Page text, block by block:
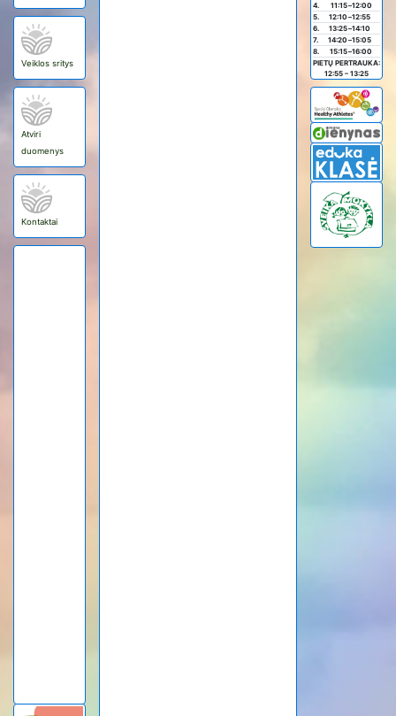
Veiklos sritys
Atviri
duomenys
Kontaktai
4.
11:15–12:00
5.
12:10 –12:55
6.
13:25–14:10
7.
14:20 –15:05
8.
15:15–16:00
PIETŲ PERTRAUKA:
12:55 – 13:25